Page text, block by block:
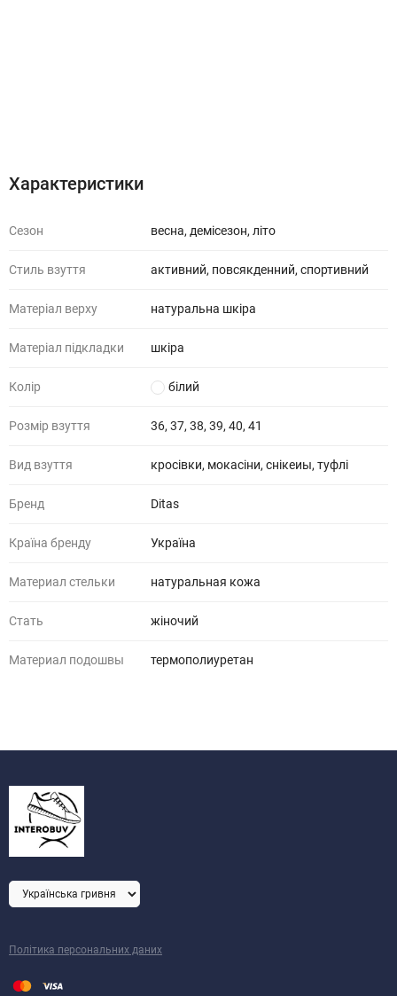
Характеристики
Сезон весна, демісезон, літо
Стиль взуття активний, повсякденний, спортивний
Матеріал верху натуральна шкіра
Матеріал підкладки шкіра
Колір білий
Розмір взуття 36, 37, 38, 39, 40, 41
Вид взуття кросівки, мокасіни, снікеиы, туфлі
Бренд Ditas
Країна бренду Україна
Материал стельки натуральная кожа
Стать жіночий
Материал подошвы термополиуретан
Політика персональних даних